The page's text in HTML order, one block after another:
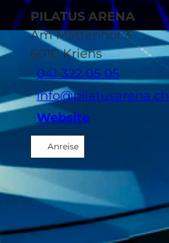
CC-BY-NC-ND
PILATUS ARENA
Am Mattenhof 3
6010Kriens
041 322 05 05
info@pilatusarena.ch
Website
Anreise